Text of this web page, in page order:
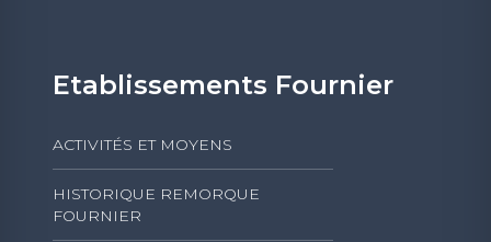
Etablissements Fournier
ACTIVITÉS ET MOYENS
HISTORIQUE REMORQUE
FOURNIER